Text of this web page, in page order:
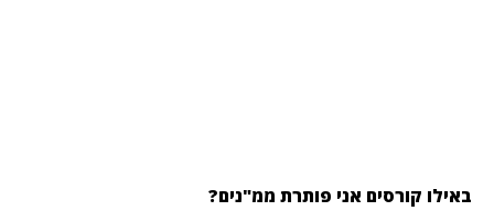
באילו קורסים אני פותרת ממ"נים?